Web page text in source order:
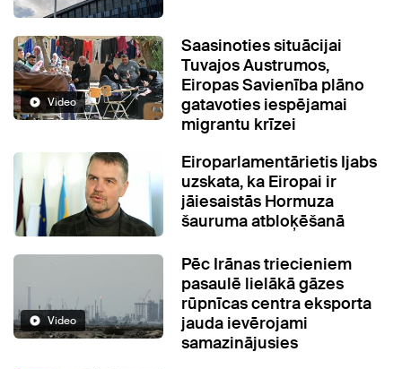
Video
Saasinoties situācijai
Tuvajos Austrumos,
Eiropas Savienība plāno
gatavoties iespējamai
migrantu krīzei
Eiroparlamentārietis Ijabs
uzskata, ka Eiropai ir
jāiesaistās Hormuza
šauruma atbloķēšanā
Video
Pēc Irānas triecieniem
pasaulē lielākā gāzes
rūpnīcas centra eksporta
jauda ievērojami
samazinājusies